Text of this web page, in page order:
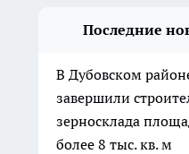
Последние
В Дубовском
завершили
зерносклада
более 8 тыс. кв. м